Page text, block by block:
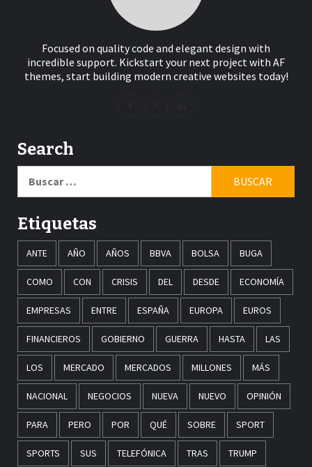
Focused on quality code and elegant design with
incredible support. Kickstart your next project with AF
themes, start building modern creative websites today!
Search
Etiquetas
ANTE AÑO AÑOS BBVA BOLSA BUGA
COMO CON CRISIS DEL DESDE ECONOMÍA
EMPRESAS ENTRE ESPAÑA EUROPA EUROS
FINANCIEROS GOBIERNO GUERRA HASTA LAS
LOS MERCADO MERCADOS MILLONES MÁS
NACIONAL NEGOCIOS NUEVA NUEVO OPINIÓN
PARA PERO POR QUÉ SOBRE SPORT
SPORTS SUS TELEFÓNICA TRAS TRUMP